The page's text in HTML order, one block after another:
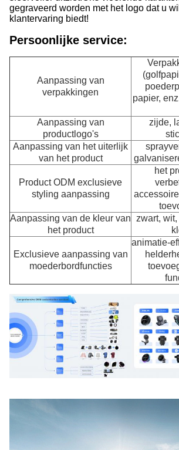
gegraveerd worden met het logo dat u
klantervaring biedt!
Persoonlijke service:
Aanpassing van
verpakkingen
papier,
Aanpassing van
productlogo's
zijde,
Aanpassing van het uiterlijk
van het product
Product ODM exclusieve
styling aanpassing
het
Aanpassing van de kleur van
het product
zwart,
Exclusieve aanpassing van
moederbordfuncties
animatie-